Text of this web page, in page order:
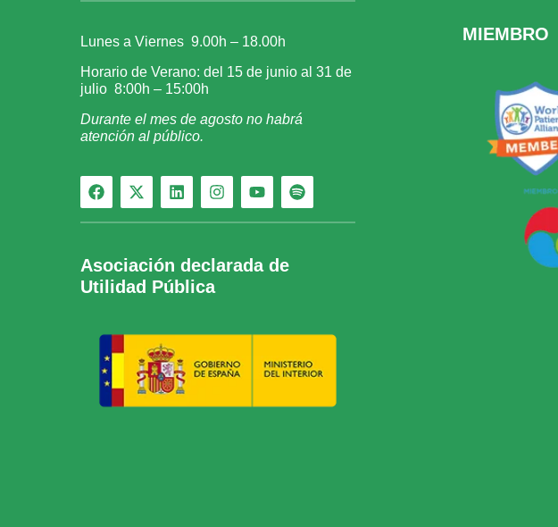
Lunes a Viernes 9.00h – 18.00h
Horario de Verano: del 15 de junio al 31 de
julio 8:00h – 15:00h
Durante el mes de agosto no habrá
atención al público.
Asociación declarada de
Utilidad Pública
MIEMBRO